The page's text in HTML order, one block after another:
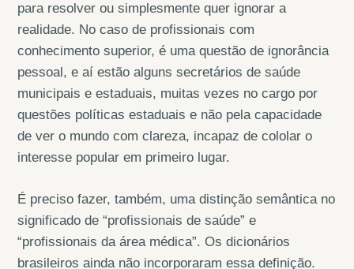
para resolver ou simplesmente quer ignorar a
realidade. No caso de profissionais com
conhecimento superior, é uma questão de ignorância
pessoal, e aí estão alguns secretários de saúde
municipais e estaduais, muitas vezes no cargo por
questões políticas estaduais e não pela capacidade
de ver o mundo com clareza, incapaz de cololar o
interesse popular em primeiro lugar.
É preciso fazer, também, uma distinção semântica no
significado de “profissionais de saúde” e
“profissionais da área médica”. Os dicionários
brasileiros ainda não incorporaram essa definição.